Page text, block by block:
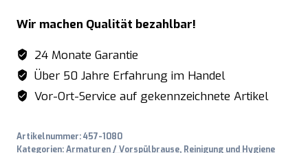
schwarz
mit
Hahn
Modell
VALENTINA
Wir machen Qualität bezahlbar!
24 Monate Garantie
Über 50 Jahre Erfahrung im Handel
Vor-Ort-Service auf gekennzeichnete Artikel
Artikelnummer:457-1080
Kategorien:Armaturen / Vorspülbrause, Reinigung und Hygiene